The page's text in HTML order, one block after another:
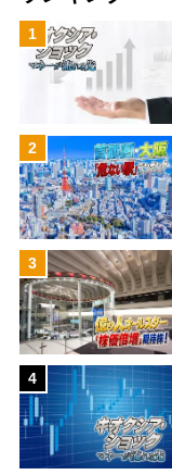
1
2
3
4